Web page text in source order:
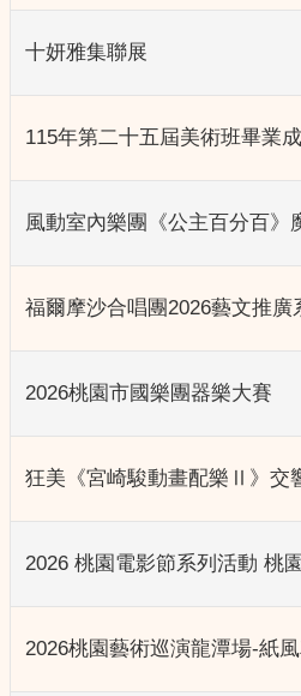
十妍雅集聯展
115年第二十五屆美術班畢業
風動室內樂團《公主百分百》
福爾摩沙合唱團2026藝文推廣
2026桃園市國樂團器樂大賽
狂美《宮崎駿動畫配樂Ⅱ》交
2026 桃園電影節系列活動 桃
2026桃園藝術巡演龍潭場-紙